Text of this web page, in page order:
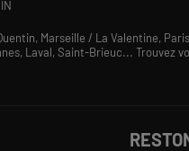
Marseille / La Valentine, Paris
Laval,Saint-Brieuc...Trouvez